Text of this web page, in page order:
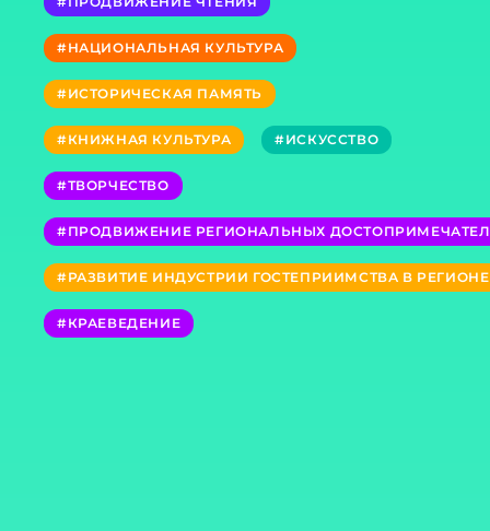
#НАЦИОНАЛЬНАЯ КУЛЬТУРА
#ИСТОРИЧЕСКАЯ ПАМЯТЬ
#КНИЖНАЯ КУЛЬТУРА #ИСКУССТВО
#ТВОРЧЕСТВО
#ПРОДВИЖЕНИЕ РЕГИОНАЛЬНЫХ
#РАЗВИТИЕ ИНДУСТРИИ ГОСТЕПРИИМСТВА В РЕГИОНЕ
#КРАЕВЕДЕНИЕ